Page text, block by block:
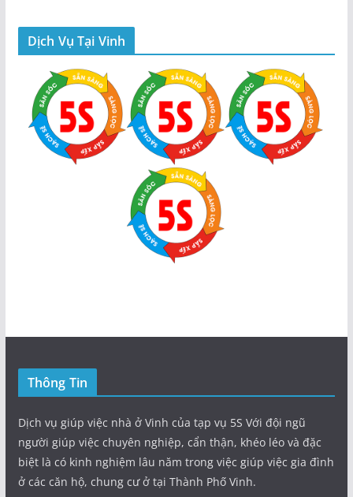
Dịch Vụ Tại Vinh
Thông Tin
Dịch vụ giúp việc nhà ở Vinh của tạp vụ 5S Với đội ngũ
người giúp việc chuyên nghiệp, cẩn thận, khéo léo và đặc
biệt là có kinh nghiệm lâu năm trong việc giúp việc gia đình
ở các căn hộ, chung cư ở tại Thành Phố Vinh.